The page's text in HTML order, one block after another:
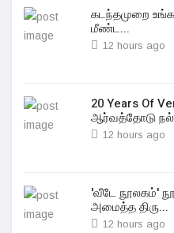
கடந்தமுறை
மீண்ட...
12 hours ago
20 Years Of
ஆர்வத்தோடு
12 hours ago
'வீடே நூலகம்'
அமைத்த திரு...
12 hours ago